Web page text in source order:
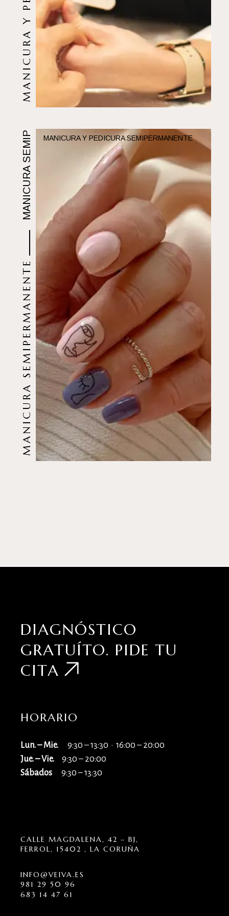
MANICURA Y PEDICURA SEMIPERMANENTE
MANICURA SEMIPERMANENTE
MANICURA SEMIPERMANENTE
DIAGNÓSTICO
GRATUÍTO. PIDE TU
CITA
HORARIO
Lun. – Mie. 9:30 – 13:30 · 16:00 – 20:00
Jue. – Vie. 9:30 – 20:00
Sábados 9:30 – 13:30
CALLE MAGDALENA, 42 – BJ,
FERROL, 15402 , LA CORUÑA
INFO@VEIVA.ES
981 29 50 96
683 14 47 61